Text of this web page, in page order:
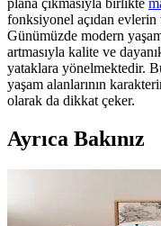
plana çıkmasıyla birlikte
fonksiyonel açıdan
Günümüzde modern
artmasıyla kalite ve
yataklara yönelmektedir.
yaşam alanlarının
olarak da dikkat çeker.
Ayrıca Bakınız
Masif Yataklar:
Buluştuğu